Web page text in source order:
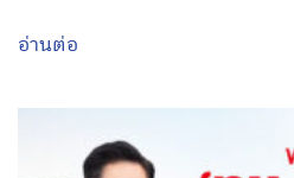
อ่านต่อ